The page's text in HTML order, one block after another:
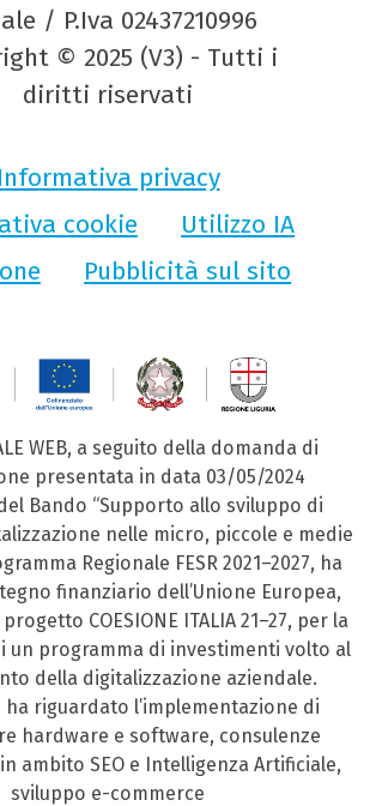
/ P.Iva 02437210996
© 2025 (V3) - Tutti i
diritti riservati
Informativa privacy
cookie
Utilizzo IA
Pubblicità sul sito
WEB, a seguito della domanda di
presentata in data 03/05/2024
Bando “Supporto allo sviluppo di
nelle micro, piccole e medie
Regionale FESR 2021–2027, ha
finanziario dell’Unione Europea,
COESIONE ITALIA 21–27, per la
un programma di investimenti volto al
della digitalizzazione aziendale.
ha riguardato l’implementazione di
hardware e software, consulenze
ambito SEO e Intelligenza Artificiale,
sviluppo e-commerce